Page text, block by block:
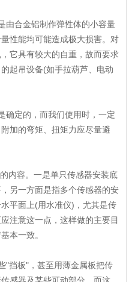
由合金铝制作弹性体的小容量
性能均可能造成极大损害。对
它具有较大的自重，故而要求
起吊设备(如手拉葫芦、电动
确定的，而我们使用时，一定
加的弯矩、扭矩力应尽量避
内容。一是单只传感器安装底
另一方面是指多个传感器的安
平面上(用水准仪)，尤其是传
注意这一点，这样做的主要目
本一致。
"挡板"，甚至用薄金属板把传